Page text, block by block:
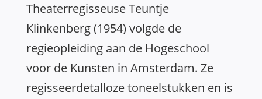
Theaterregisseuse Teuntje
Klinkenberg (1954) volgde de
regieopleiding aan de Hogeschool
voor de Kunsten in Amsterdam. Ze
regisseerdetalloze toneelstukken en is